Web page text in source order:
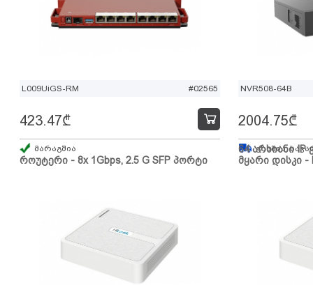
L009UiGS-RM #02565
როუტერი - 8x 1Gbps, 2.5 G SFP პორტი
423.47₾
მარაგშია
NVR508-64B
64 არხიანი IP
მყარი დისკი -
2004.75₾
გზაშია,